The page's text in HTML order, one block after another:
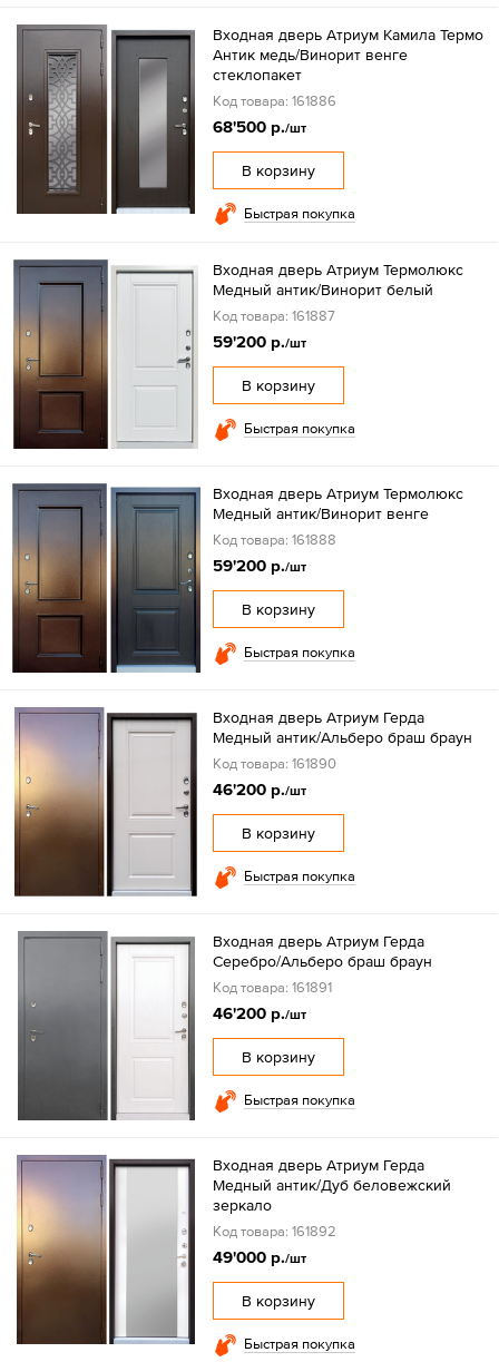
Входная дверь Атриум Камила Термо
Антик медь/Винорит венге
стеклопакет
Код товара: 161886
68'500 р./шт
В корзину
Быстрая покупка
Входная дверь Атриум Термолюкс
Медный антик/Винорит белый
Код товара: 161887
59'200 р./шт
В корзину
Быстрая покупка
Входная дверь Атриум Термолюкс
Медный антик/Винорит венге
Код товара: 161888
59'200 р./шт
В корзину
Быстрая покупка
Входная дверь Атриум Герда
Медный антик/Альберо браш браун
Код товара: 161890
46'200 р./шт
В корзину
Быстрая покупка
Входная дверь Атриум Герда
Серебро/Альберо браш браун
Код товара: 161891
46'200 р./шт
В корзину
Быстрая покупка
Входная дверь Атриум Герда
Медный антик/Дуб беловежский
зеркало
Код товара: 161892
49'000 р./шт
В корзину
Быстрая покупка